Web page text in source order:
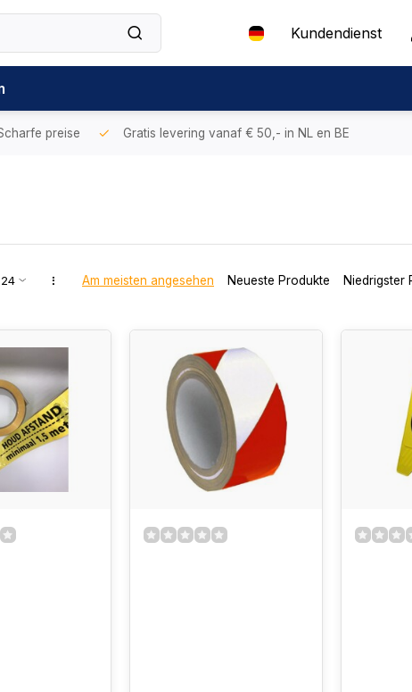
Kundendienst
preise Gratis levering vanaf € 50,- in NL en BE
Am meisten angesehen Neueste Produkte Niedrigster